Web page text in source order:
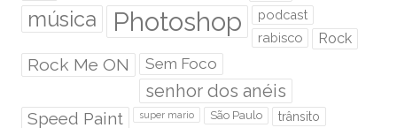
música Photoshop
podcast
rabisco
Rock
Rock Me ON Sem Foco
senhor dos anéis
Speed Paint super mario São Paulo trânsito